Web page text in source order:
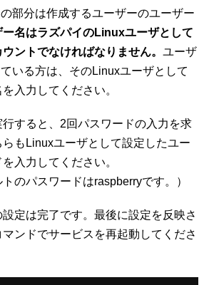
部分は作成するユーザーのユーザー
ー名はラズパイのLinuxユーザとして
ントでなければなりません。 ユーザ
いる方は、そのLinuxユーザとして
入力してください。
すると、2回パスワードの入力を求
もLinuxユーザとして設定したユー
入力してください。
トのパスワードはraspberryです。）
定は完了です。最後に設定を反映さ
ンドでサービスを再起動してくださ